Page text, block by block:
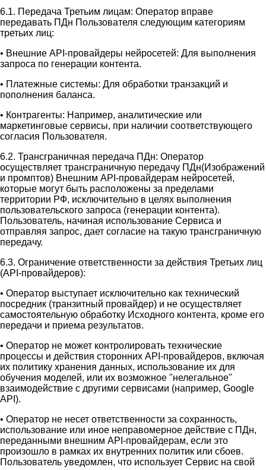
6.1. Передача Третьим лицам: Оператор вправе
передавать ПДн Пользователя следующим категориям
третьих лиц:
• Внешние API-провайдеры нейросетей: Для выполнения
запроса по генерации контента.
• Платежные системы: Для обработки транзакций и
пополнения баланса.
• Контрагенты: Например, аналитические или
маркетинговые сервисы, при наличии соответствующего
согласия Пользователя.
6.2. Трансграничная передача ПДн: Оператор
осуществляет трансграничную передачу ПДн(Изображений
и промптов) Внешним API-провайдерам нейросетей,
которые могут быть расположены за пределами
территории РФ, исключительно в целях выполнения
пользовательского запроса (генерации контента).
Пользователь, начиная использование Сервиса и
отправляя запрос, дает согласие на такую трансграничную
передачу.
6.3. Ограничение ответственности за действия Третьих лиц
(API-провайдеров):
• Оператор выступает исключительно как технический
посредник (транзитный провайдер) и не осуществляет
самостоятельную обработку Исходного контента, кроме его
передачи и приема результатов.
• Оператор не может контролировать технические
процессы и действия сторонних API-провайдеров, включая
их политику хранения данных, использование их для
обучения моделей, или их возможное "нелегальное"
взаимодействие с другими сервисами (например, Google
API).
• Оператор не несет ответственности за сохранность,
использование или иное неправомерное действие с ПДн,
переданными внешним API-провайдерам, если это
произошло в рамках их внутренних политик или сбоев.
Пользователь уведомлен, что использует Сервис на свой